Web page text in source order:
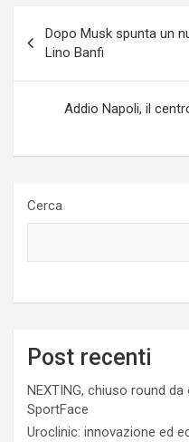
articoli
Dopo Musk spunta un
Lino Banfi
Addio Napoli, il
Cerca
Post recenti
NEXTING, chiuso round
SportFace
Uroclinic: innovazione ed